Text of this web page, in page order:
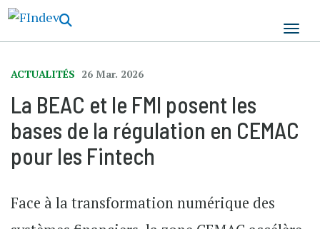
ACTUALITÉS 26 Mar. 2026
La BEAC et le FMI posent les
bases de la régulation en CEMAC
pour les Fintech
Face à la transformation numérique des